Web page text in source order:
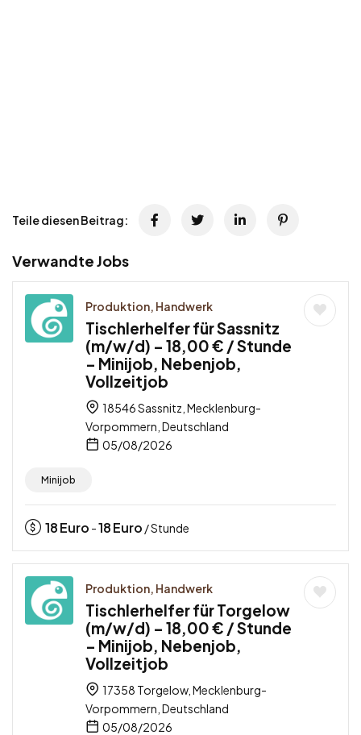
Teile diesen Beitrag:
Verwandte Jobs
Produktion, Handwerk
Tischlerhelfer für Sassnitz
(m/w/d) – 18,00 € / Stunde
– Minijob, Nebenjob,
Vollzeitjob
18546 Sassnitz, Mecklenburg-
Vorpommern, Deutschland
05/08/2026
Minijob
18Euro -18Euro / Stunde
Produktion, Handwerk
Tischlerhelfer für Torgelow
(m/w/d) – 18,00 € / Stunde
– Minijob, Nebenjob,
Vollzeitjob
17358 Torgelow, Mecklenburg-
Vorpommern, Deutschland
05/08/2026